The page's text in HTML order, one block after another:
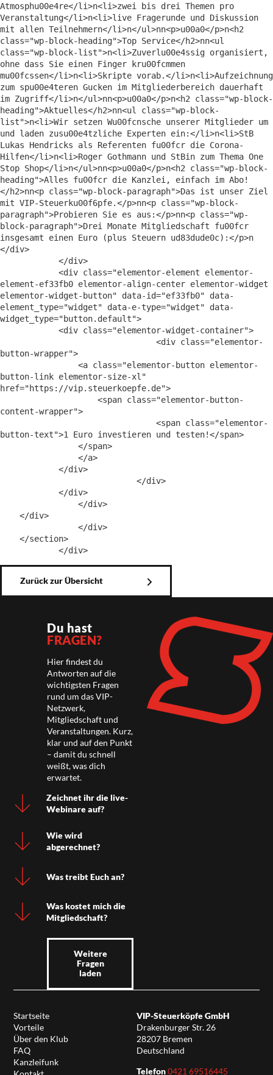
Atmosphu00e4re</li>n<li>zwei bis drei Themen pro
Veranstaltung</li>n<li>live Fragerunde und Diskussion
mit allen Teilnehmern</li>n</ul>nn<p>u00a0</p>n<h2
class="wp-block-heading">Top Service</h2>nn<ul
class="wp-block-list">n<li>Zuverlu00e4ssig organisiert,
ohne dass Sie einen Finger kru00fcmmen
mu00fcssen</li>n<li>Skripte vorab.</li>n<li>Aufzeichnung
zum spu00e4teren Gucken im Mitgliederbereich dauerhaft
im Zugriff</li>n</ul>nn<p>u00a0</p>n<h2 class="wp-block-
heading">Aktuelles</h2>nn<ul class="wp-block-
list">n<li>Wir setzen Wu00fcnsche unserer Mitglieder um
und laden zusu00e4tzliche Experten ein:</li>n<li>StB
Lukas Hendricks als Referenten fu00fcr die Corona-
Hilfen</li>n<li>Roger Gothmann und StBin zum Thema One
Stop Shop</li>n</ul>nn<p>u00a0</p>n<h2 class="wp-block-
heading">Alles fu00fcr die Kanzlei, einfach im Abo!
</h2>nn<p class="wp-block-paragraph">Das ist unser Ziel
mit VIP-Steuerku00f6pfe.</p>nn<p class="wp-block-
paragraph">Probieren Sie es aus:</p>nn<p class="wp-
block-paragraph">Drei Monate Mitgliedschaft fu00fcr
insgesamt einen Euro (plus Steuern ud83dude0c):</p>n
</div>
element-ef33fb0 elementor-align-center elementor-widget
elementor-widget-button" data-id="ef33fb0" data-
element_type="widget" data-e-type="widget" data-
widget_type="button.default">
button-wrapper">
button-link elementor-size-xl"
href="https://vip.steuerkoepfe.de">
content-wrapper">
button-text">1 Euro investieren und testen!</span>
Zurück zur Übersicht
Du hast
FRAGEN?
Hier findest du
Antworten auf die
wichtigsten Fragen
rund um das VIP-
Netzwerk,
Mitgliedschaft und
Veranstaltungen. Kurz,
klar und auf den Punkt
– damit du schnell
weißt, was dich
erwartet.
Zeichnet ihr die live-
Webinare auf?
Wie wird
abgerechnet?
Was treibt Euch an?
Was kostet mich die
Mitgliedschaft?
Weitere
Fragen
laden
Startseite
Vorteile
Über den Klub
FAQ
Kanzleifunk
VIP-Steuerköpfe GmbH
Drakenburger Str. 26
28207 Bremen
Deutschland
Telefon0421 69516445